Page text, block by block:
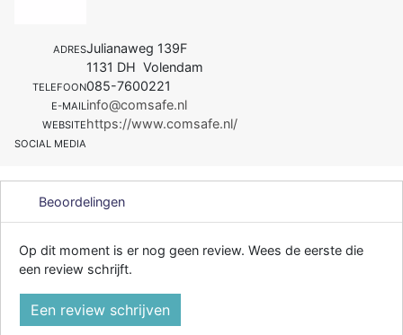
ADRESJulianaweg 139F
1131 DH Volendam
TELEFOON085-7600221
E-MAILinfo@comsafe.nl
WEBSITEhttps://www.comsafe.nl/
SOCIAL MEDIA
Beoordelingen
Op dit moment is er nog geen review. Wees de eerste die
een review schrijft.
Een review schrijven